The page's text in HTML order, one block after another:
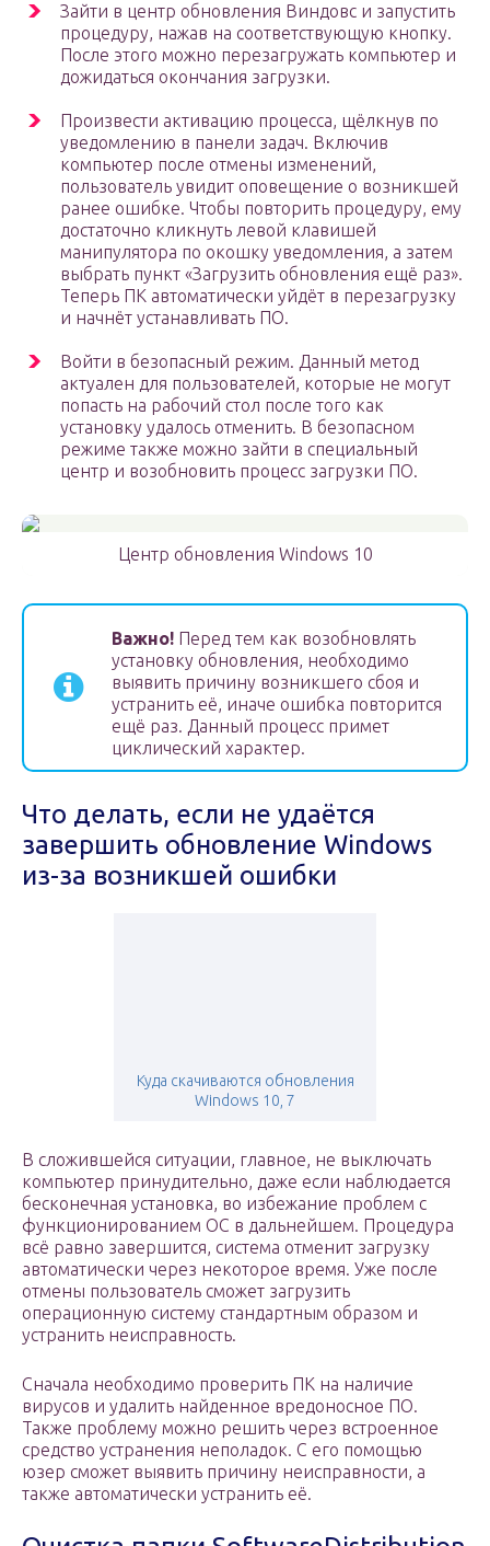
Зайти в центр обновления Виндовс и запустить
процедуру, нажав на соответствующую кнопку.
После этого можно перезагружать компьютер и
дожидаться окончания загрузки.
Произвести активацию процесса, щёлкнув по
уведомлению в панели задач. Включив
компьютер после отмены изменений,
пользователь увидит оповещение о возникшей
ранее ошибке. Чтобы повторить процедуру, ему
достаточно кликнуть левой клавишей
манипулятора по окошку уведомления, а затем
выбрать пункт «Загрузить обновления ещё раз».
Теперь ПК автоматически уйдёт в перезагрузку
и начнёт устанавливать ПО.
Войти в безопасный режим. Данный метод
актуален для пользователей, которые не могут
попасть на рабочий стол после того как
установку удалось отменить. В безопасном
режиме также можно зайти в специальный
центр и возобновить процесс загрузки ПО.
Центр обновления Windows 10
Важно! Перед тем как возобновлять
установку обновления, необходимо
выявить причину возникшего сбоя и
устранить её, иначе ошибка повторится
ещё раз. Данный процесс примет
циклический характер.
Что делать, если не удаётся
завершить обновление Windows
из-за возникшей ошибки
Куда скачиваются обновления
Windows 10, 7
В сложившейся ситуации, главное, не выключать
компьютер принудительно, даже если наблюдается
бесконечная установка, во избежание проблем с
функционированием ОС в дальнейшем. Процедура
всё равно завершится, система отменит загрузку
автоматически через некоторое время. Уже после
отмены пользователь сможет загрузить
операционную систему стандартным образом и
устранить неисправность.
Сначала необходимо проверить ПК на наличие
вирусов и удалить найденное вредоносное ПО.
Также проблему можно решить через встроенное
средство устранения неполадок. С его помощью
юзер сможет выявить причину неисправности, а
также автоматически устранить её.